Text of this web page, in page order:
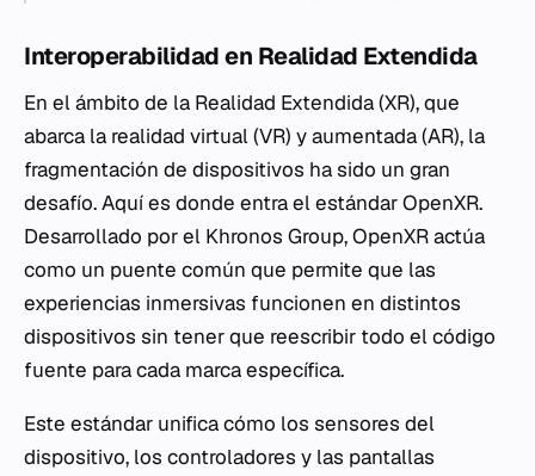
Interoperabilidad en Realidad Extendida
En el ámbito de la Realidad Extendida (XR), que
abarca la realidad virtual (VR) y aumentada (AR), la
fragmentación de dispositivos ha sido un gran
desafío. Aquí es donde entra el estándar OpenXR.
Desarrollado por el Khronos Group, OpenXR actúa
como un puente común que permite que las
experiencias inmersivas funcionen en distintos
dispositivos sin tener que reescribir todo el código
fuente para cada marca específica.
Este estándar unifica cómo los sensores del
dispositivo, los controladores y las pantallas